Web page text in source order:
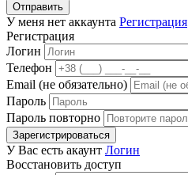
Отправить
У меня нет аккаунта Регистрация
Регистрация
Логин
Телефон
Email (не обязательно)
Пароль
Пароль повторно
Зарегистрироваться
У Вас есть акаунт Логин
Восстановить доступ